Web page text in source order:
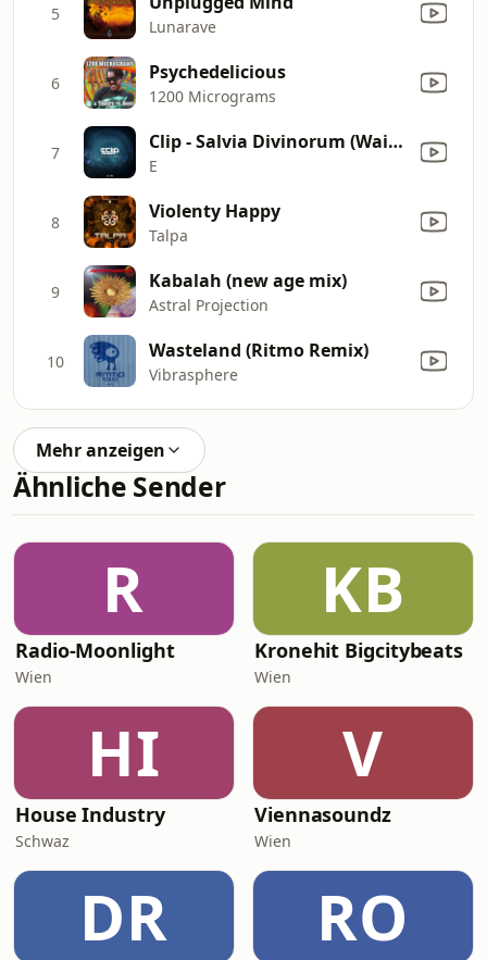
5
Lunarave
6 Psychedelicious
1200 Micrograms
7 Clip - Salvia Divinorum (Waio 30x Remix)
E
8 Violenty Happy
Talpa
9 Kabalah (new age mix)
Astral Projection
10 Wasteland (Ritmo Remix)
Vibrasphere
Mehr anzeigen
Ähnliche Sender
R
Radio-Moonlight
Wien
KB
Kronehit Bigcitybeats
Wien
HI
House Industry
Schwaz
V
Viennasoundz
Wien
DR RO